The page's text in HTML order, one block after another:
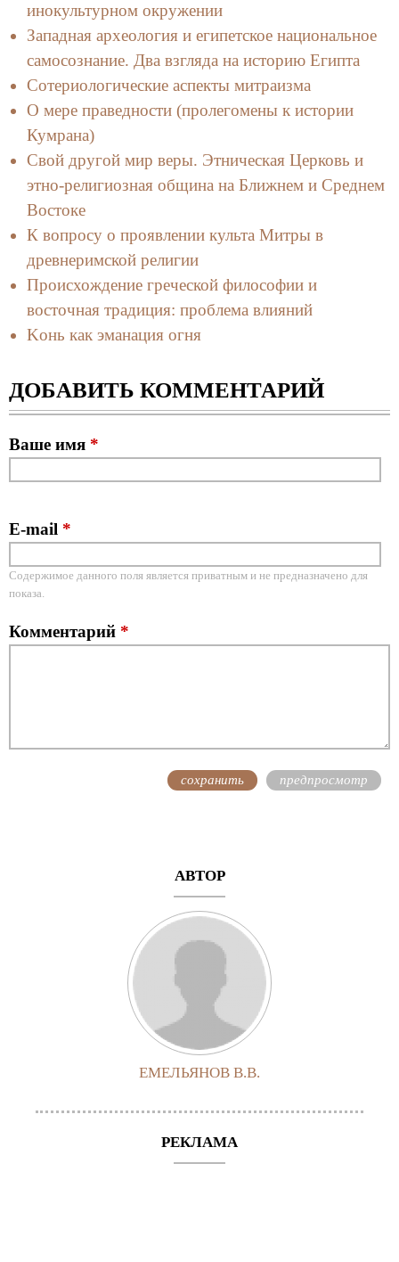
инокультурном окружении
Западная археология и египетское национальное
самосознание. Два взгляда на историю Египта
Сотериологические аспекты митраизма
О мере праведности (пролегомены к истории
Кумрана)
Свой другой мир веры. Этническая Церковь и
этно-религиозная община на Ближнем и Среднем
Востоке
К вопросу о проявлении культа Митры в
древнеримской религии
Происхождение греческой философии и
восточная традиция: проблема влияний
Kонь как эманация огня
ДОБАВИТЬ КОММЕНТАРИЙ
Ваше имя *
E-mail *
Содержимое данного поля является приватным и не предназначено для
показа.
Комментарий *
АВТОР
ЕМЕЛЬЯНОВ В.В.
РЕКЛАМА